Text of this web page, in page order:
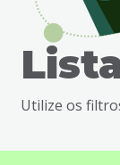
busca
Ir
Utilize os